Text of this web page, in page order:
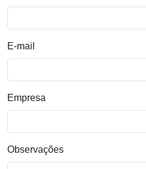
E-mail
Empresa
Observações